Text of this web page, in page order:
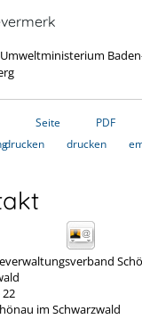
Umweltministerium
Seite
drucken
PDF
drucken
im Schwarzwald